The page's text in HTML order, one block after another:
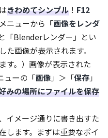
きわめてシンプル ！ F12
ニューから「画像をレンダ
「Blenderレンダー」とい
た画像が表示されます。
す。）画像が表示された
ューの「画像」＞「保存」
みの場所にファイルを保存
イメージ通りに書き出すた
します。まずは重要なポイ